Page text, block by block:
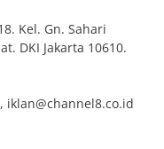
Kel. Gn. Sahari
DKI Jakarta 10610.
iklan@channel8.co.id